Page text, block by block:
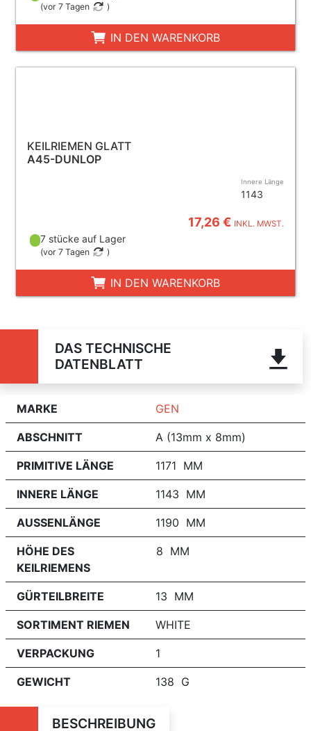
(vor 7 Tagen )
IN DEN WARENKORB
KEILRIEMEN GLATT
A45-DUNLOP
Innere Länge
1143
17,26 € INKL. MWST.
7 stücke auf Lager
(vor 7 Tagen )
IN DEN WARENKORB
DAS TECHNISCHE
DATENBLATT
MARKE GEN
ABSCHNITT A (13mm x 8mm)
PRIMITIVE LÄNGE 1171 MM
INNERE LÄNGE 1143 MM
AUSSENLÄNGE 1190 MM
HÖHE DES
KEILRIEMENS
8 MM
GÜRTEILBREITE 13 MM
SORTIMENT RIEMEN WHITE
VERPACKUNG 1
GEWICHT 138 G
BESCHREIBUNG